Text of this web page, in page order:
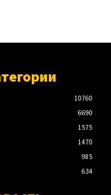
10760
6690
1575
1470
985
634